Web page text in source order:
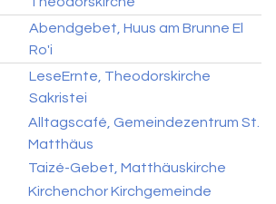
Abendgebet, Huus am Brunne El
Ro'i
LeseErnte, Theodorskirche
Sakristei
Alltagscafé, Gemeindezentrum St.
Matthäus
Taizé-Gebet, Matthäuskirche
Kirchenchor Kirchgemeinde